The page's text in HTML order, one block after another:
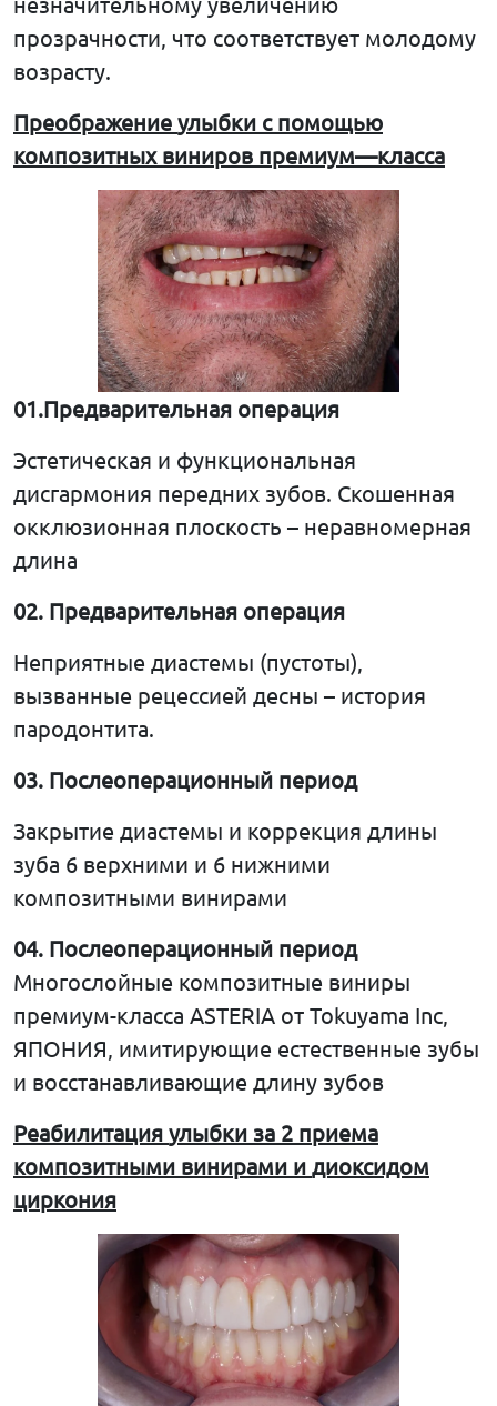
прозрачности, что соответствует молодому
возрасту.
Преображение улыбки с помощью
композитных виниров премиум—класса
01.Предварительная операция
Эстетическая и функциональная
дисгармония передних зубов. Скошенная
окклюзионная плоскость – неравномерная
длина
02. Предварительная операция
Неприятные диастемы (пустоты),
вызванные рецессией десны – история
пародонтита.
03. Послеоперационный период
Закрытие диастемы и коррекция длины
зуба 6 верхними и 6 нижними
композитными винирами
04. Послеоперационный период
Многослойные композитные виниры
премиум-класса ASTERIA от Tokuyama Inc,
ЯПОНИЯ, имитирующие естественные зубы
и восстанавливающие длину зубов
Реабилитация улыбки за 2 приема
композитными винирами и диоксидом
циркония